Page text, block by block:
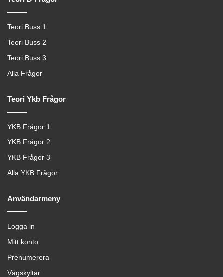
Teori Buss 1
Teori Buss 2
Teori Buss 3
Alla Frågor
Teori Ykb Frågor
YKB Frågor 1
YKB Frågor 2
YKB Frågor 3
Alla YKB Frågor
Användarmeny
Logga in
Mitt konto
Prenumerera
Vägskyltar